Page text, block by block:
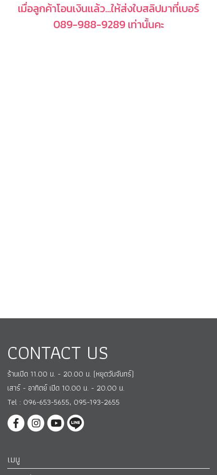
เมื่อลูกค้าโอนเงินเเล้ว...ให้ส่งใบสลิปมาที่เบอร์
089-988-9289 เท่านั้นคะ
CONTACT US
ร้านเปิด 11.00 น. - 20.00 น. (หยุดวันจันทร์)
เสาร์ - อาทิตย์ เปิด 10.00 น. - 20.00 น.
Tel : 096-653-5655, 095-193-2655
เมนู